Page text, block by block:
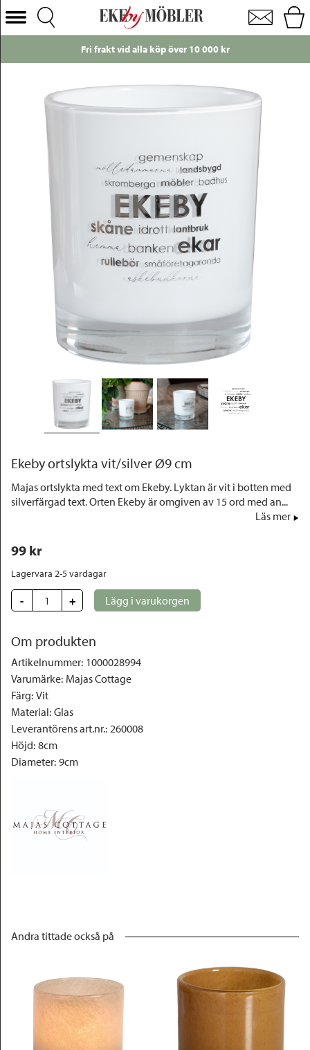
Ekeby ortslykta vit/silver Ø9 cm
Välj Kategori
Förvaring
Inredning
Varumärken
Just nu!Endast 49 kr i frakt till
Ekeby ortslykta vit/silver Ø9 cm
Majas ortslykta med text om Ekeby. Lyktan är vit i botten med
silverfärgad text. Orten Ekeby är omgiven av 15 ord med an...
Läs mer
99 kr
Lagervara 2-5 vardagar
- + Lägg i varukorgen
Om produkten
Artikelnummer: 1000028994
Varumärke: Majas Cottage
Färg: Vit
Material: Glas
Leverantörens art.nr.: 260008
Höjd: 8cm
Diameter: 9cm
Andra tittade också på